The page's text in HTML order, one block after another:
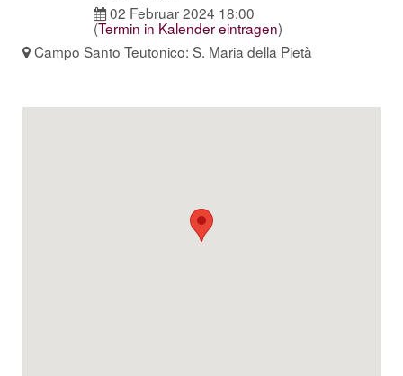
02 Februar 2024 18:00
(Termin in Kalender eintragen)
Campo Santo Teutonico: S. Maria della Pietà